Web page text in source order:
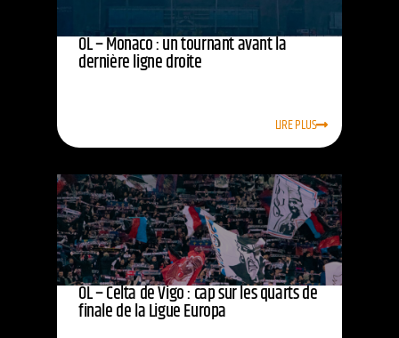
OL – Monaco : un tournant avant la
dernière ligne droite
LIRE PLUS
OL – Celta de Vigo : cap sur les quarts de
finale de la Ligue Europa